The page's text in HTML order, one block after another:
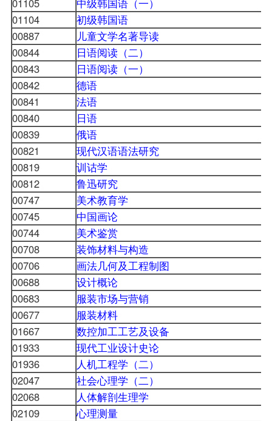
01104
初级韩国语
00887
儿童文学名著导读
00844
日语阅读（二）
00843
日语阅读（一）
00842
德语
00841
法语
00840
日语
00839
俄语
00821
现代汉语语法研究
00819
训诂学
00812
鲁迅研究
00747
美术教育学
00745
中国画论
00744
美术鉴赏
00708
装饰材料与构造
00706
画法几何及工程制图
00688
设计概论
00683
服装市场与营销
00677
服装材料
01667
数控加工工艺及设备
01933
现代工业设计史论
01936
人机工程学（二）
02047
社会心理学（二）
02068
人体解剖生理学
02109
心理测量